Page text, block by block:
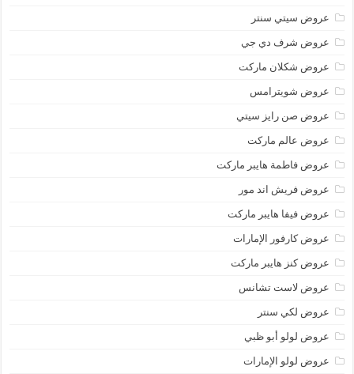
عروض سيتي سنتر
عروض شرف دي جي
عروض شكلان ماركت
عروض شويترامس
عروض صن رايز سيتي
عروض عالم ماركت
عروض فاطمة هايبر ماركت
عروض فريش اند مور
عروض فيفا هايبر ماركت
عروض كارفور الإمارات
عروض كنز هايبر ماركت
عروض لاست تشانس
عروض لكي سنتر
عروض لولو أبو ظبي
عروض لولو الإمارات